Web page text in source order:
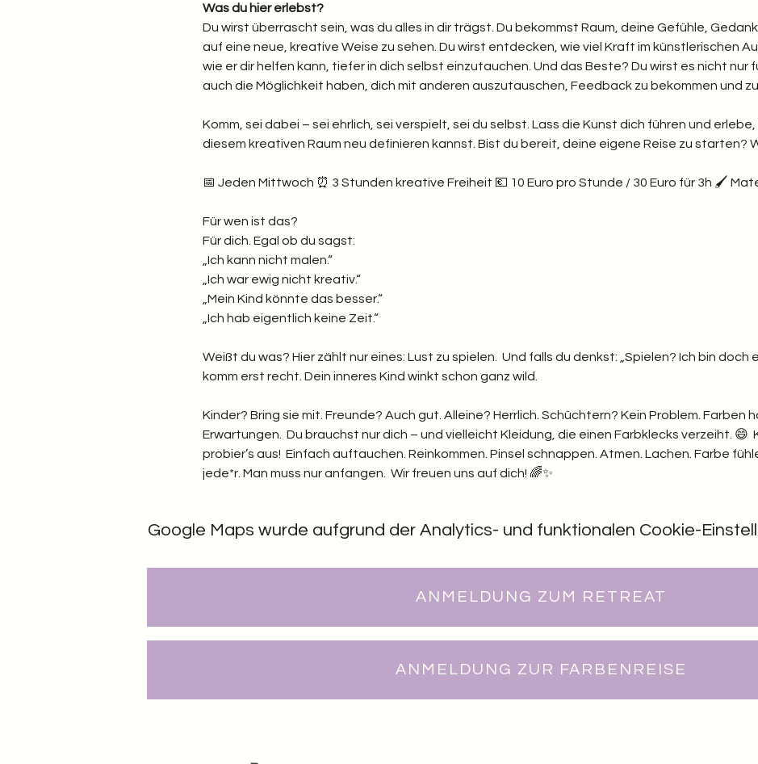
Was du hier erlebst?
Du wirst überrascht sein, was du alles in dir trägst. Du bekommst Raum, deine Gefühle,
auf eine neue, kreative Weise zu sehen. Du wirst entdecken, wie viel Kraft im künstlerischen
wie er dir helfen kann, tiefer in dich selbst einzutauchen. Und das Beste? Du wirst es nicht nur
auch die Möglichkeit haben, dich mit anderen auszutauschen, Feedback zu bekommen und
Komm, sei dabei – sei ehrlich, sei verspielt, sei du selbst. Lass die Kunst dich führen und erlebe,
diesem kreativen Raum neu definieren kannst. Bist du bereit, deine eigene Reise zu starten?
📅 Jeden Mittwoch ⏰ 3 Stunden kreative Freiheit 💶 10 Euro pro Stunde / 30 Euro für 3h 🖌️
Für wen ist das?
Für dich. Egal ob du sagst:
„Ich kann nicht malen.“
„Ich war ewig nicht kreativ.“
„Mein Kind könnte das besser.“
„Ich hab eigentlich keine Zeit.“
Weißt du was? Hier zählt nur eines: Lust zu spielen.  Und falls du denkst: „Spielen? Ich bin doch
komm erst recht. Dein inneres Kind winkt schon ganz wild.
Kinder? Bring sie mit. Freunde? Auch gut. Alleine? Herrlich. Schüchtern? Kein Problem. Farben
Erwartungen.  Du brauchst nur dich – und vielleicht Kleidung, die einen Farbklecks verzeiht. 😄
probier’s aus!  Einfach auftauchen. Reinkommen. Pinsel schnappen. Atmen. Lachen. Farbe
jede*r. Man muss nur anfangen.  Wir freuen uns auf dich! 🌈✨
Google Maps wurde aufgrund der Analytics- und funktionalen Cookie-
ANMELDUNG ZUM RETREAT
ANMELDUNG ZUR FARBENREISE